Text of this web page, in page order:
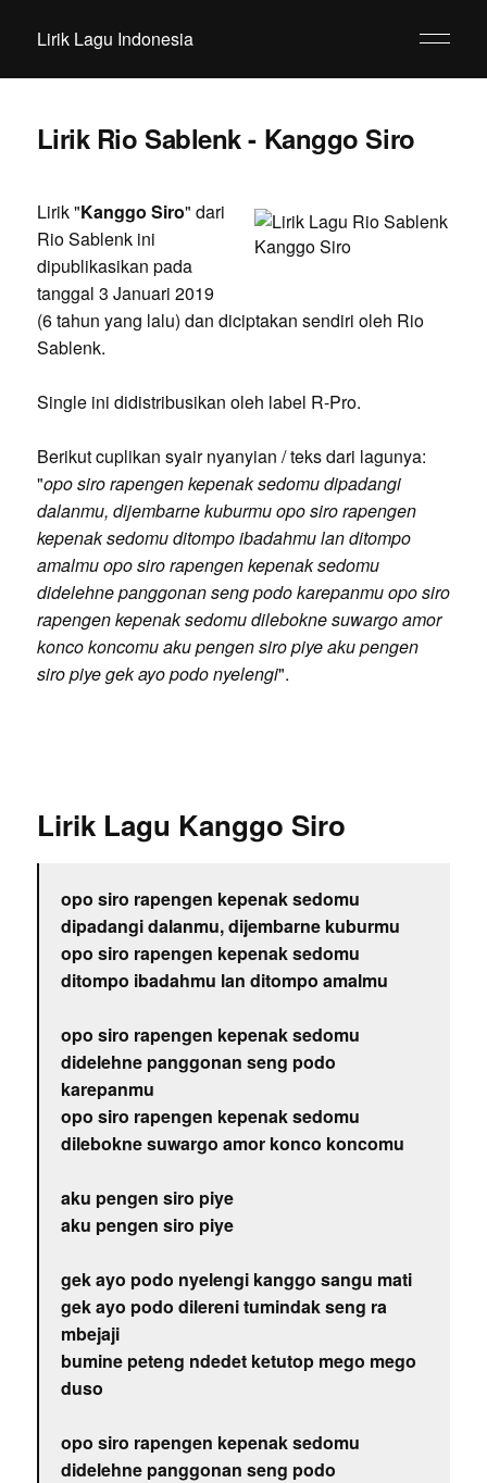
Lirik Lagu Indonesia
Lirik Rio Sablenk - Kanggo Siro
Lirik "Kanggo Siro" dari
Rio Sablenk ini
dipublikasikan pada
tanggal 3 Januari 2019
(6 tahun yang lalu) dan diciptakan sendiri oleh Rio
Sablenk.
Single ini didistribusikan oleh label R-Pro.
Berikut cuplikan syair nyanyian / teks dari lagunya:
"opo siro rapengen kepenak sedomu dipadangi
dalanmu, dijembarne kuburmu opo siro rapengen
kepenak sedomu ditompo ibadahmu lan ditompo
amalmu opo siro rapengen kepenak sedomu
didelehne panggonan seng podo karepanmu opo siro
rapengen kepenak sedomu dilebokne suwargo amor
konco koncomu aku pengen siro piye aku pengen
siro piye gek ayo podo nyelengi".
Lirik Lagu Kanggo Siro
opo siro rapengen kepenak sedomu
dipadangi dalanmu, dijembarne kuburmu
opo siro rapengen kepenak sedomu
ditompo ibadahmu lan ditompo amalmu
opo siro rapengen kepenak sedomu
didelehne panggonan seng podo
karepanmu
opo siro rapengen kepenak sedomu
dilebokne suwargo amor konco koncomu
aku pengen siro piye
aku pengen siro piye
gek ayo podo nyelengi kanggo sangu mati
gek ayo podo dilereni tumindak seng ra
mbejaji
bumine peteng ndedet ketutop mego mego
duso
opo siro rapengen kepenak sedomu
didelehne panggonan seng podo